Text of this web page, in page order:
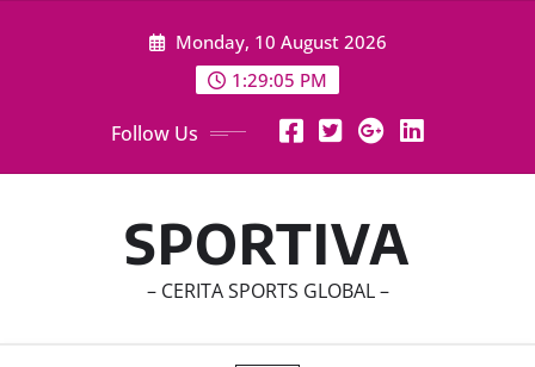
Monday, 10 August 2026
1:29:07 PM
Follow Us
SPORTIVA
– CERITA SPORTS GLOBAL –